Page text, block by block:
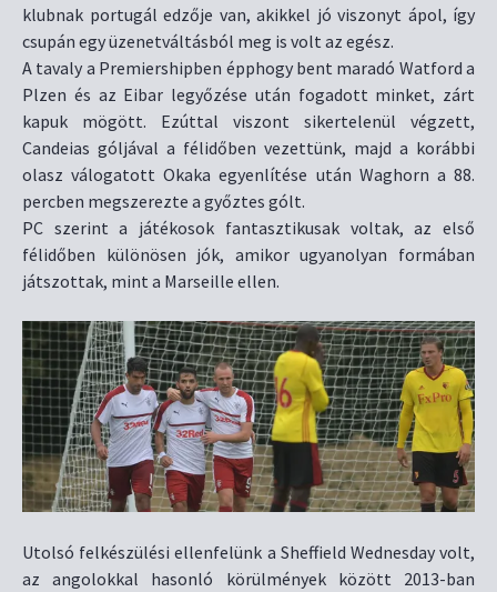
klubnak portugál edzője van, akikkel jó viszonyt ápol, így
csupán egy üzenetváltásból meg is volt az egész.
A tavaly a Premiershipben épphogy bent maradó Watford a
Plzen és az Eibar legyőzése után fogadott minket, zárt
kapuk mögött. Ezúttal viszont sikertelenül végzett,
Candeias góljával a félidőben vezettünk, majd a korábbi
olasz válogatott Okaka egyenlítése után Waghorn a 88.
percben megszerezte a győztes gólt.
PC szerint a játékosok fantasztikusak voltak, az első
félidőben különösen jók, amikor ugyanolyan formában
játszottak, mint a Marseille ellen.
Utolsó felkészülési ellenfelünk a Sheffield Wednesday volt,
az angolokkal hasonló körülmények között 2013-ban